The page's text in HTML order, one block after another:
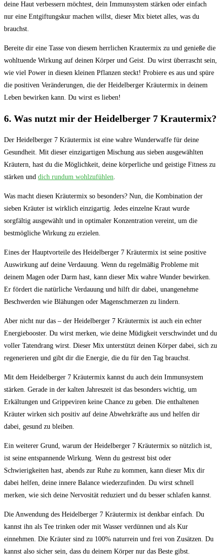
deine ⁢Haut verbessern möchtest, dein Immunsystem ⁤stärken oder einfach
nur eine Entgiftungskur machen willst, dieser Mix bietet alles, was du
brauchst.
Bereite dir eine Tasse von diesem herrlichen‍ Krautermix zu und genieße die
wohltuende Wirkung auf deinen Körper und Geist. Du wirst überrascht ‌sein,
wie viel Power in diesen kleinen Pflanzen steckt! Probiere es aus‍ und spüre
die positiven Veränderungen, die ‌der Heidelberger⁤ Kräutermix⁤ in ⁤deinem
Leben bewirken kann. Du wirst es lieben!
6. Was nutzt mir der Heidelberger 7 Krautermix?
Der Heidelberger 7 Kräutermix ist eine wahre Wunderwaffe für ‍deine
Gesundheit.⁢ Mit dieser einzigartigen Mischung aus sieben ausgewählten
Kräutern, hast du die‍ Möglichkeit, deine körperliche und geistige Fitness ‍zu
stärken und dich rundum wohlzufühlen
Was macht⁤ diesen Kräutermix ‍so besonders? Nun, die⁣ Kombination der
sieben Kräuter ist wirklich einzigartig. Jedes einzelne Kraut wurde
sorgfältig ausgewählt und⁣ in optimaler Konzentration vereint, um⁢ die
bestmögliche Wirkung zu erzielen.
Eines der Hauptvorteile des Heidelberger 7 Kräutermix ist seine positive
Auswirkung auf ​deine Verdauung. Wenn du regelmäßig Probleme ⁤mit
⁢deinem Magen oder Darm ‍hast, kann dieser Mix wahre‍ Wunder bewirken.
Er fördert die natürliche Verdauung und hilft‍ dir dabei, unangenehme
Beschwerden wie Blähungen oder Magenschmerzen zu lindern.
Aber nicht nur das – der Heidelberger 7 Kräutermix​ ist auch ⁣ein ‌echter
Energiebooster. Du⁣ wirst merken, wie deine Müdigkeit verschwindet und du
voller Tatendrang wirst. Dieser Mix unterstützt deinen Körper dabei, sich zu⁤
regenerieren und gibt dir die Energie, die du ​für ⁣den Tag brauchst.
Mit dem Heidelberger 7 Kräutermix kannst du auch dein Immunsystem‌
stärken. Gerade in der kalten Jahreszeit ist das besonders wichtig, um
Erkältungen und Grippeviren keine ​Chance ‌zu geben. Die enthaltenen
Kräuter wirken ⁣sich positiv auf deine Abwehrkräfte aus und helfen dir
dabei, gesund zu bleiben.
Ein weiterer Grund, warum der Heidelberger 7 Kräutermix ‍so nützlich ist,
ist seine entspannende Wirkung. Wenn du gestresst bist oder
Schwierigkeiten hast, abends zur Ruhe zu kommen, kann dieser Mix dir
dabei helfen, deine innere Balance wiederzufinden. Du wirst schnell
merken, wie sich deine Nervosität reduziert und du besser schlafen kannst.
Die‌ Anwendung des‍ Heidelberger 7 Kräutermix ist denkbar einfach. Du
kannst ⁤ihn als Tee trinken oder mit Wasser verdünnen und als ⁣Kur
einnehmen. Die⁢ Kräuter sind zu⁣ 100% naturrein und frei von Zusätzen.‍ Du
kannst ‌also sicher sein, dass du deinem Körper nur das Beste gibst.